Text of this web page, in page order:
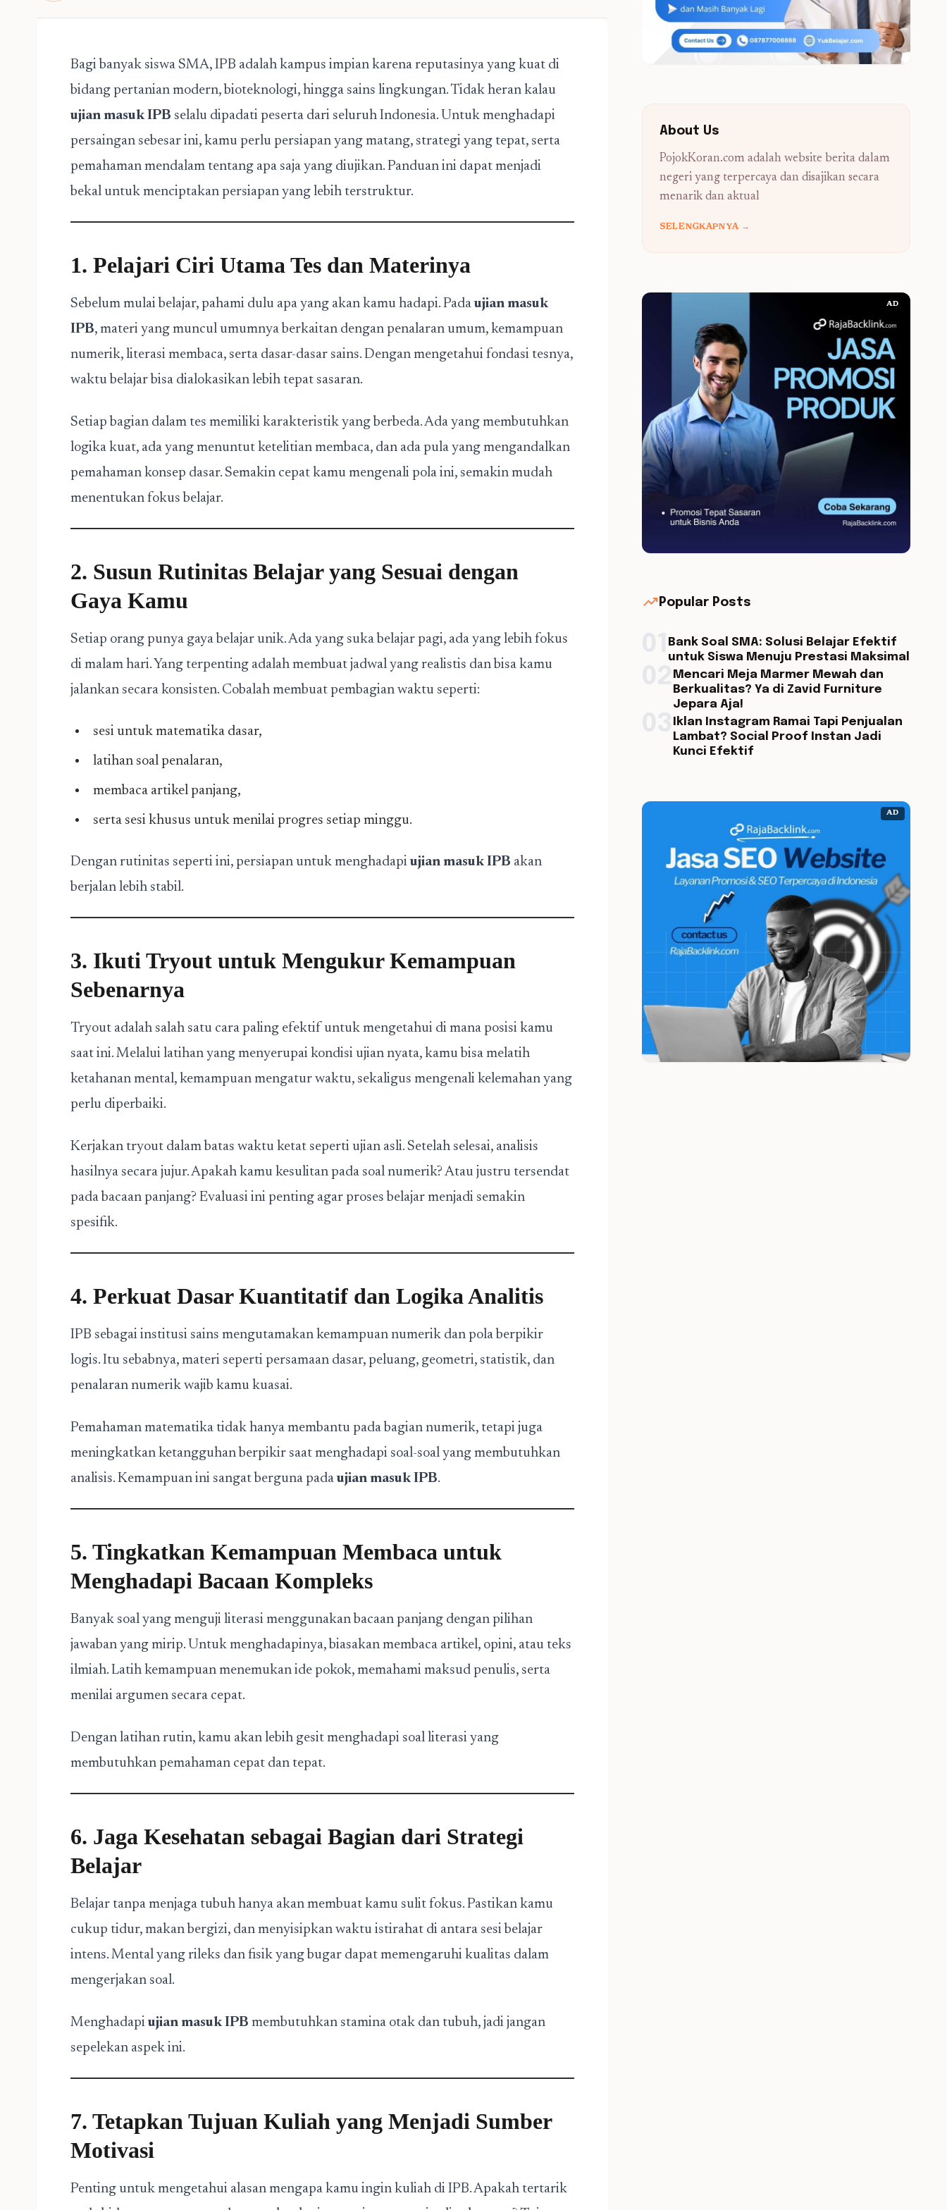
Bagi banyak siswa SMA, IPB adalah kampus impian karena reputasinya yang kuat di
bidang pertanian modern, bioteknologi, hingga sains lingkungan. Tidak heran kalau
ujian masuk IPB selalu dipadati peserta dari seluruh Indonesia. Untuk menghadapi
persaingan sebesar ini, kamu perlu persiapan yang matang, strategi yang tepat, serta
pemahaman mendalam tentang apa saja yang diujikan. Panduan ini dapat menjadi
bekal untuk menciptakan persiapan yang lebih terstruktur.
1. Pelajari Ciri Utama Tes dan Materinya
Sebelum mulai belajar, pahami dulu apa yang akan kamu hadapi. Padaujian masuk
IPB, materi yang muncul umumnya berkaitan dengan penalaran umum, kemampuan
numerik, literasi membaca, serta dasar-dasar sains. Dengan mengetahui fondasi tesnya,
waktu belajar bisa dialokasikan lebih tepat sasaran.
Setiap bagian dalam tes memiliki karakteristik yang berbeda. Ada yang membutuhkan
logika kuat, ada yang menuntut ketelitian membaca, dan ada pula yang mengandalkan
pemahaman konsep dasar. Semakin cepat kamu mengenali pola ini, semakin mudah
menentukan fokus belajar.
2. Susun Rutinitas Belajar yang Sesuai dengan
Gaya Kamu
Setiap orang punya gaya belajar unik. Ada yang suka belajar pagi, ada yang lebih fokus
di malam hari. Yang terpenting adalah membuat jadwal yang realistis dan bisa kamu
jalankan secara konsisten. Cobalah membuat pembagian waktu seperti:
sesi untuk matematika dasar,
latihan soal penalaran,
membaca artikel panjang,
serta sesi khusus untuk menilai progres setiap minggu.
Dengan rutinitas seperti ini, persiapan untuk menghadapiujian masuk IPB akan
berjalan lebih stabil.
3. Ikuti Tryout untuk Mengukur Kemampuan
Sebenarnya
Tryout adalah salah satu cara paling efektif untuk mengetahui di mana posisi kamu
saat ini. Melalui latihan yang menyerupai kondisi ujian nyata, kamu bisa melatih
ketahanan mental, kemampuan mengatur waktu, sekaligus mengenali kelemahan yang
perlu diperbaiki.
Kerjakan tryout dalam batas waktu ketat seperti ujian asli. Setelah selesai, analisis
hasilnya secara jujur. Apakah kamu kesulitan pada soal numerik? Atau justru tersendat
pada bacaan panjang? Evaluasi ini penting agar proses belajar menjadi semakin
spesifik.
4. Perkuat Dasar Kuantitatif dan Logika Analitis
IPB sebagai institusi sains mengutamakan kemampuan numerik dan pola berpikir
logis. Itu sebabnya, materi seperti persamaan dasar, peluang, geometri, statistik, dan
penalaran numerik wajib kamu kuasai.
Pemahaman matematika tidak hanya membantu pada bagian numerik, tetapi juga
meningkatkan ketangguhan berpikir saat menghadapi soal-soal yang membutuhkan
analisis. Kemampuan ini sangat berguna padaujian masuk IPB.
5. Tingkatkan Kemampuan Membaca untuk
Menghadapi Bacaan Kompleks
Banyak soal yang menguji literasi menggunakan bacaan panjang dengan pilihan
jawaban yang mirip. Untuk menghadapinya, biasakan membaca artikel, opini, atau teks
ilmiah. Latih kemampuan menemukan ide pokok, memahami maksud penulis, serta
menilai argumen secara cepat.
Dengan latihan rutin, kamu akan lebih gesit menghadapi soal literasi yang
membutuhkan pemahaman cepat dan tepat.
6. Jaga Kesehatan sebagai Bagian dari Strategi
Belajar
Belajar tanpa menjaga tubuh hanya akan membuat kamu sulit fokus. Pastikan kamu
cukup tidur, makan bergizi, dan menyisipkan waktu istirahat di antara sesi belajar
intens. Mental yang rileks dan fisik yang bugar dapat memengaruhi kualitas dalam
mengerjakan soal.
Menghadapiujian masuk IPB membutuhkan stamina otak dan tubuh, jadi jangan
sepelekan aspek ini.
7. Tetapkan Tujuan Kuliah yang Menjadi Sumber
Motivasi
Penting untuk mengetahui alasan mengapa kamu ingin kuliah di IPB. Apakah tertarik
About Us
PojokKoran.com adalah website berita dalam
negeri yang terpercaya dan disajikan secara
menarik dan aktual
SELENGKAPNYA →
AD
trending_up Popular Posts
Bank Soal SMA: Solusi Belajar Efektif
untuk Siswa Menuju Prestasi Maksimal
Mencari Meja Marmer Mewah dan
Berkualitas? Ya di Zavid Furniture
Jepara Aja!
Iklan Instagram Ramai Tapi Penjualan
Lambat? Social Proof Instan Jadi
Kunci Efektif
AD